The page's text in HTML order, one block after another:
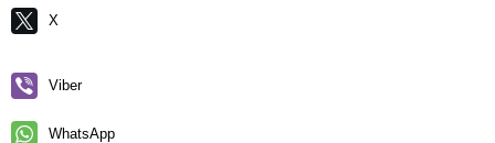
X
Viber
WhatsApp